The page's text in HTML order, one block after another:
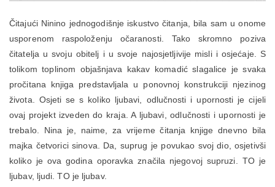
Čitajući Ninino jednogodišnje iskustvo čitanja, bila sam u onome
usporenom raspoloženju očaranosti. Tako skromno poziva
čitatelja u svoju obitelj i u svoje najosjetljivije misli i osjećaje. S
tolikom toplinom objašnjava kakav komadić slagalice je svaka
pročitana knjiga predstavljala u ponovnoj konstrukciji njezinog
života. Osjeti se s koliko ljubavi, odlučnosti i upornosti je cijeli
ovaj projekt izveden do kraja. A ljubavi, odlučnosti i upornosti je
trebalo. Nina je, naime, za vrijeme čitanja knjige dnevno bila
majka četvorici sinova. Da, suprug je povukao svoj dio, osjetivši
koliko je ova godina oporavka značila njegovoj supruzi. TO je
ljubav, ljudi. TO je ljubav.